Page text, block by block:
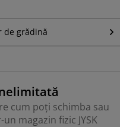
de grădină
cum poți schimba sau
magazin fizic JYSK